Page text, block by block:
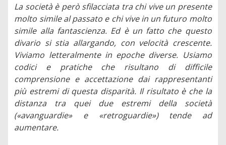
La società è però sfilacciata tra chi vive un presente
molto simile al passato e chi vive in un futuro molto
simile alla fantascienza. Ed è un fatto che questo
divario si stia allargando, con velocità crescente.
Viviamo letteralmente in epoche diverse. Usiamo
codici e pratiche che risultano di difficile
comprensione e accettazione dai rappresentanti
più estremi di questa disparità. Il risultato è che la
distanza tra quei due estremi della società
(«avanguardie» e «retroguardie») tende ad
aumentare.